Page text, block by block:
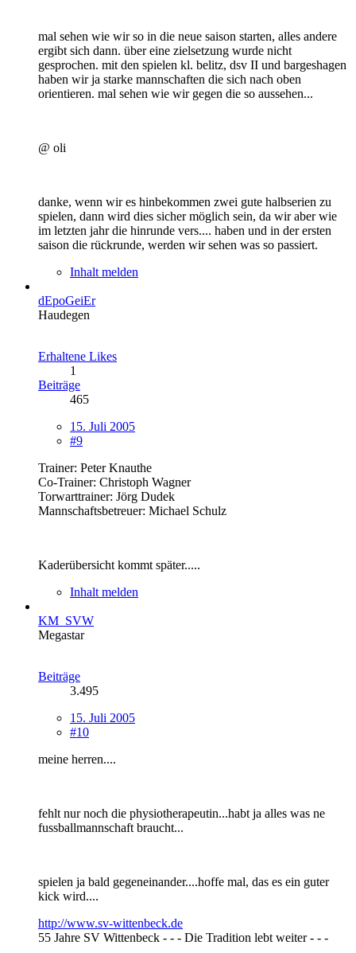
mal sehen wie wir so in die neue saison starten, alles andere
ergibt sich dann. über eine zielsetzung wurde nicht
gesprochen. mit den spielen kl. belitz, dsv II und bargeshagen
haben wir ja starke mannschaften die sich nach oben
orientieren. mal sehen wie wir gegen die so aussehen...
@ oli
danke, wenn wir es hinbekommen zwei gute halbserien zu
spielen, dann wird dies sicher möglich sein, da wir aber wie
im letzten jahr die hinrunde vers.... haben und in der ersten
saison die rückrunde, werden wir sehen was so passiert.
Inhalt melden
dEpoGeiEr
Haudegen
Erhaltene Likes
1
Beiträge
465
15. Juli 2005
#9
Trainer: Peter Knauthe
Co-Trainer: Christoph Wagner
Torwarttrainer: Jörg Dudek
Mannschaftsbetreuer: Michael Schulz
Kaderübersicht kommt später.....
Inhalt melden
KM_SVW
Megastar
Beiträge
3.495
15. Juli 2005
#10
meine herren....
fehlt nur noch die physiotherapeutin...habt ja alles was ne
fussballmannschaft braucht...
spielen ja bald gegeneinander....hoffe mal, das es ein guter
kick wird....
http://www.sv-wittenbeck.de
55 Jahre SV Wittenbeck - - - Die Tradition lebt weiter - - -